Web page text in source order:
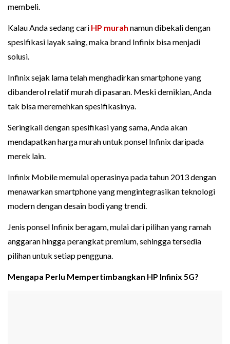
membeli.
Kalau Anda sedang cari HP murah namun dibekali dengan
spesifikasi layak saing, maka brand Infinix bisa menjadi
solusi.
Infinix sejak lama telah menghadirkan smartphone yang
dibanderol relatif murah di pasaran. Meski demikian, Anda
tak bisa meremehkan spesifikasinya.
Seringkali dengan spesifikasi yang sama, Anda akan
mendapatkan harga murah untuk ponsel Infinix daripada
merek lain.
Infinix Mobile memulai operasinya pada tahun 2013 dengan
menawarkan smartphone yang mengintegrasikan teknologi
modern dengan desain bodi yang trendi.
Jenis ponsel Infinix beragam, mulai dari pilihan yang ramah
anggaran hingga perangkat premium, sehingga tersedia
pilihan untuk setiap pengguna.
Mengapa Perlu Mempertimbangkan HP Infinix 5G?